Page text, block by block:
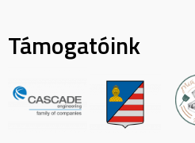
Támogatóink